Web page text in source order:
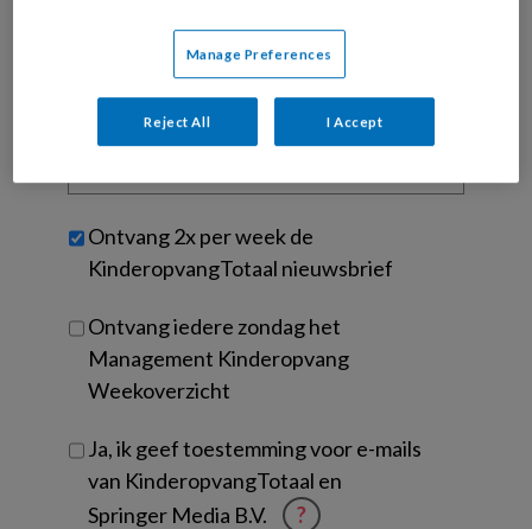
functie *
organisatie
je?
Untitled
Ontvang 2x per week de
KinderopvangTotaal nieuwsbrief
Ontvang iedere zondag het
Management Kinderopvang
Weekoverzicht
Ja, ik geef toestemming voor e-mails
van KinderopvangTotaal en
Springer Media B.V.
?
Manage Preferences
Reject All I Accept